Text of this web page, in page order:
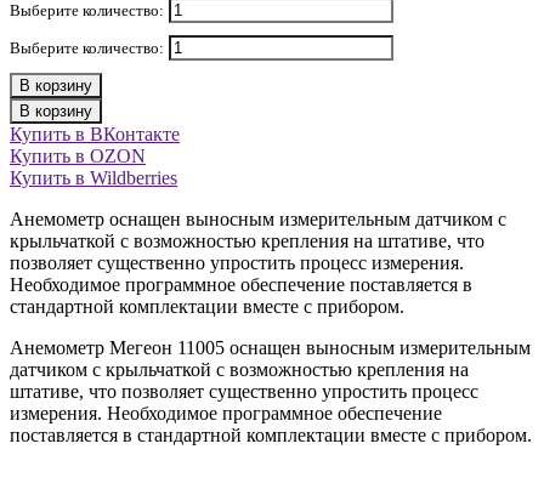
Выберите количество:
Выберите количество:
В корзину
В корзину
Купить в ВКонтакте
Купить в OZON
Купить в Wildberries
Анемометр оснащен выносным измерительным датчиком с
крыльчаткой с возможностью крепления на штативе, что
позволяет существенно упростить процесс измерения.
Необходимое программное обеспечение поставляется в
стандартной комплектации вместе с прибором.
Анемометр Мегеон 11005 оснащен выносным измерительным
датчиком с крыльчаткой с возможностью крепления на
штативе, что позволяет существенно упростить процесс
измерения. Необходимое программное обеспечение
поставляется в стандартной комплектации вместе с прибором.